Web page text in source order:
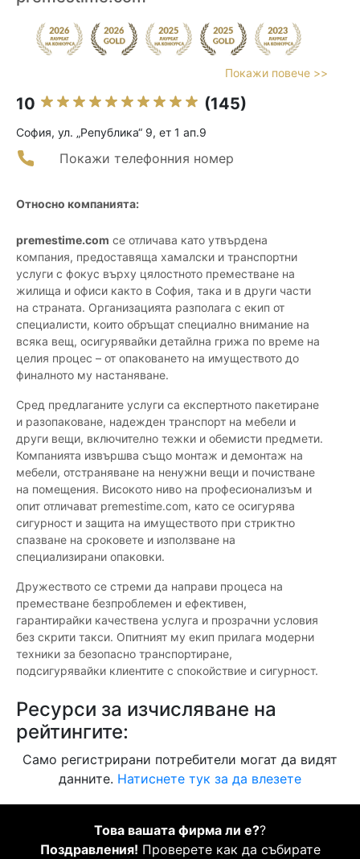
Покажи повече >>
10 (145)
София, ул. „Република“ 9, ет 1 ап.9
Покажи телефонния номер
Относно компанията:
premestime.com се отличава като утвърдена
компания, предоставяща хамалски и транспортни
услуги с фокус върху цялостното преместване на
жилища и офиси както в София, така и в други части
на страната. Организацията разполага с екип от
специалисти, които обръщат специално внимание на
всяка вещ, осигурявайки детайлна грижа по време на
целия процес – от опаковането на имуществото до
финалното му настаняване.
Сред предлаганите услуги са експертното пакетиране
и разопаковане, надежден транспорт на мебели и
други вещи, включително тежки и обемисти предмети.
Компанията извършва също монтаж и демонтаж на
мебели, отстраняване на ненужни вещи и почистване
на помещения. Високото ниво на професионализъм и
опит отличават premestime.com, като се осигурява
сигурност и защита на имуществото при стриктно
спазване на сроковете и използване на
специализирани опаковки.
Дружеството се стреми да направи процеса на
преместване безпроблемен и ефективен,
гарантирайки качествена услуга и прозрачни условия
без скрити такси. Опитният му екип прилага модерни
техники за безопасно транспортиране,
подсигурявайки клиентите с спокойствие и сигурност.
Ресурси за изчисляване на
рейтингите:
Само регистрирани потребители могат да видят
данните. Натиснете тук за да влезете
Това вашата фирма ли е??
Поздравления! Проверете как да събирате